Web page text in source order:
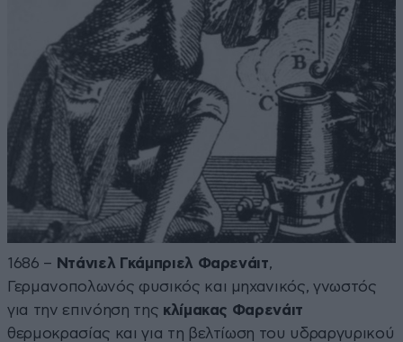
1686 – Ντάνιελ Γκάμπριελ Φαρενάιτ,
Γερμανοπολωνός φυσικός και μηχανικός, γνωστός
για την επινόηση της κλίμακας Φαρενάιτ
θερμοκρασίας και για τη βελτίωση του υδραργυρικού